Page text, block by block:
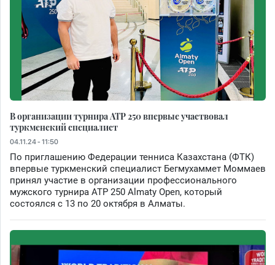
В организации турнира ATP 250 впервые участвовал
туркменский специалист
04.11.24 - 11:50
По приглашению Федерации тенниса Казахстана (ФТК)
впервые туркменский специалист Бегмухаммет Моммаев
принял участие в организации профессионального
мужского турнира ATP 250 Almaty Open, который
состоялся с 13 по 20 октября в Алматы.